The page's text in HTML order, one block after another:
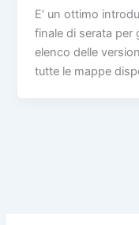
E’ un ottimo
finale di serata per
elenco delle
tutte le mappe